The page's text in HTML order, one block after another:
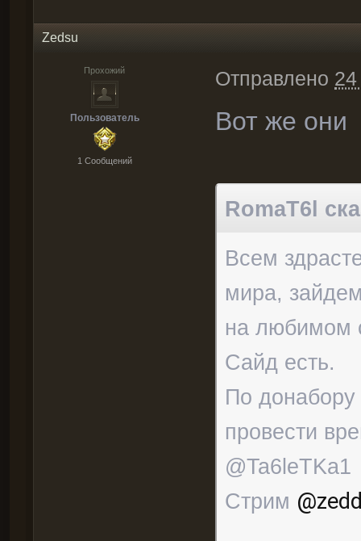
Zedsu
Прохожий
Пользователь
1 Cообщений
Отправлено
Вот же они
RomaT6l
Всем
мира,
на любимом
Сайд есть.
По
провести
@Ta6leTKa1
Стрим